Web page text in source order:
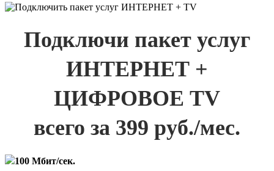
Подключи пакет услуг
ИНТЕРНЕТ +
ЦИФРОВОЕ TV
всего за 399 руб./мес.
100 Мбит/сек.